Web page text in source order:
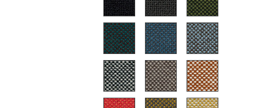
Aufbewahrungsboxen